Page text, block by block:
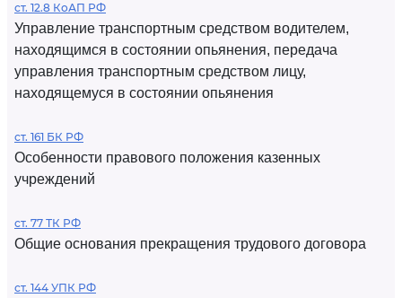
ст. 12.8 КоАП РФ
Управление транспортным средством водителем,
находящимся в состоянии опьянения, передача
управления транспортным средством лицу,
находящемуся в состоянии опьянения
ст. 161 БК РФ
Особенности правового положения казенных
учреждений
ст. 77 ТК РФ
Общие основания прекращения трудового договора
ст. 144 УПК РФ